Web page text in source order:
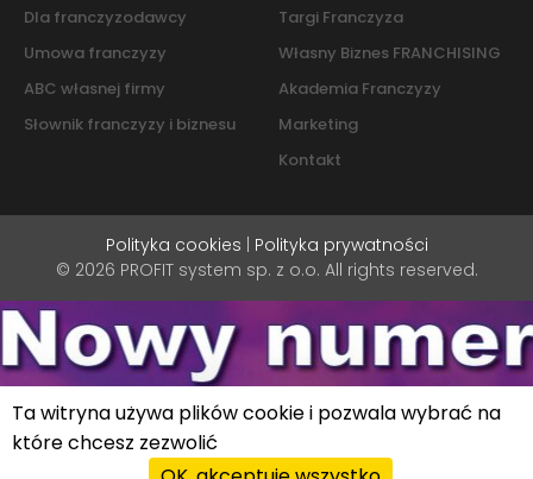
Dla franczyzodawcy
Umowa franczyzy
ABC własnej firmy
Słownik franczyzy i biznesu
Targi Franczyza
Własny Biznes FRANCHISING
Akademia Franczyzy
Marketing
Kontakt
Polityka cookies | Polityka prywatności
© 2026 PROFIT system sp. z o.o. All rights reserved.
Ta witryna używa plików cookie i pozwala wybrać na
które chcesz zezwolić